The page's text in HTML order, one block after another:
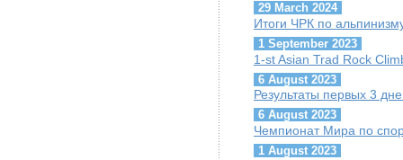
29 March 2024
Итоги ЧРК по
1 September 2023
1-st Asian Trad Rock
6 August 2023
Результаты первых 3
6 August 2023
Чемпионат Мира по
1 August 2023